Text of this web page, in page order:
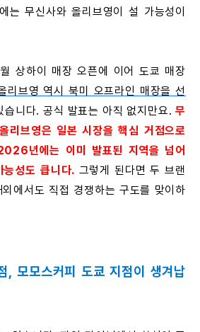
는 무신사와 올리브영이 설 가능성이
상하이 매장 오픈에 이어 도쿄 매장
리브영 역시 북미 오프라인 매장을 선
습니다. 공식 발표는 아직 없지만요.무
리브영은 일본 시장을 핵심 거점으로
년에는 이미 발표된 지역을 넘어
성도 큽니다. 그렇게 된다면 두 브랜
에서도 직접 경쟁하는 구도를 맞이하
, 모모스커피 도쿄 지점이 생겨납